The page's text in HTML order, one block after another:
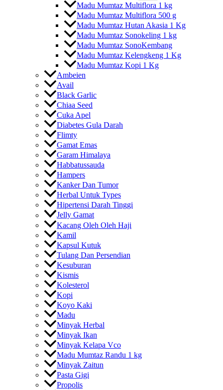
Madu Mumtaz Multiflora 1 kg
Madu Mumtaz Multiflora 500 g
Madu Mumtaz Hutan Akasia 1 Kg
Madu Mumtaz Sonokeling 1 kg
Madu Mumtaz SonoKembang
Madu Mumtaz Kelengkeng 1 Kg
Madu Mumtaz Kopi 1 Kg
Ambeien
Avail
Black Garlic
Chiaa Seed
Cuka Apel
Diabetes Gula Darah
Flimty
Gamat Emas
Garam Himalaya
Habbatussauda
Hampers
Kanker Dan Tumor
Herbal Untuk Types
Hipertensi Darah Tinggi
Jelly Gamat
Kacang Oleh Oleh Haji
Kamil
Kapsul Kutuk
Tulang Dan Persendian
Kesuburan
Kismis
Kolesterol
Kopi
Koyo Kaki
Madu
Minyak Herbal
Minyak Ikan
Minyak Kelapa Vco
Madu Mumtaz Randu 1 kg
Minyak Zaitun
Pasta Gigi
Propolis